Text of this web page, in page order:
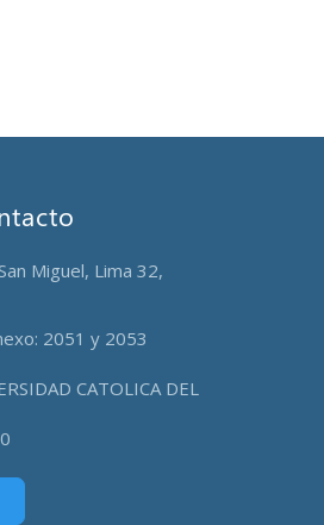
Miguel, Lima 32,
2051 y 2053
CATOLICA DEL